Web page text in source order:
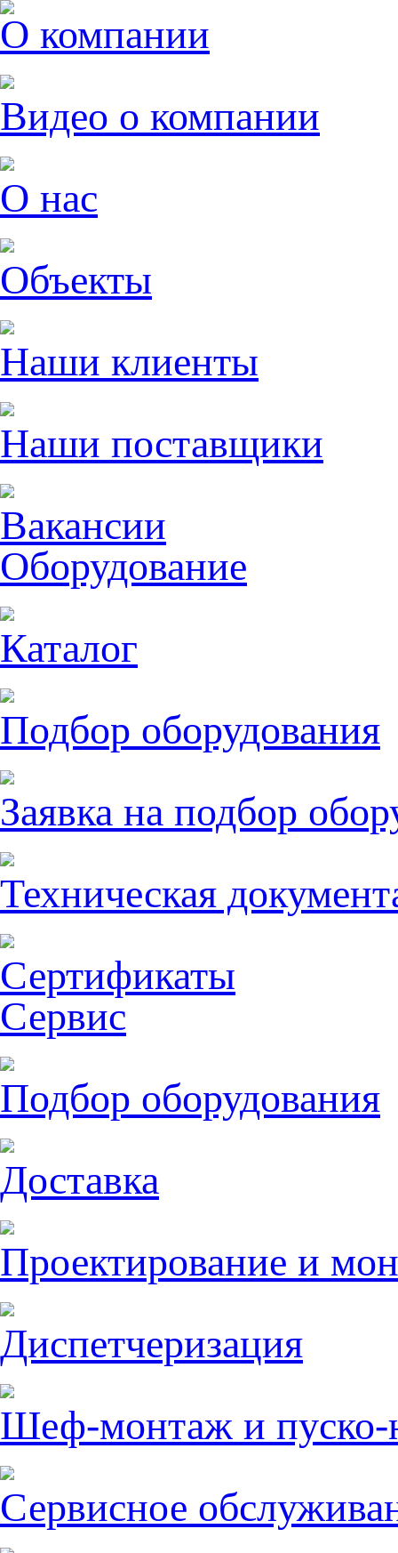
О компании
Видео о компании
О нас
Объекты
Наши клиенты
Наши поставщики
Вакансии
Оборудование
Каталог
Подбор оборудования
Заявка на подбор
Техническая
Сертификаты
Сервис
Подбор оборудования
Доставка
Проектирование и
Диспетчеризация
Шеф-монтаж и пуско-
Сервисное